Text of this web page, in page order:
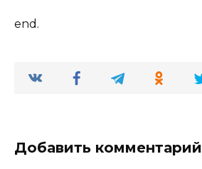
end.
Добавить комментарий